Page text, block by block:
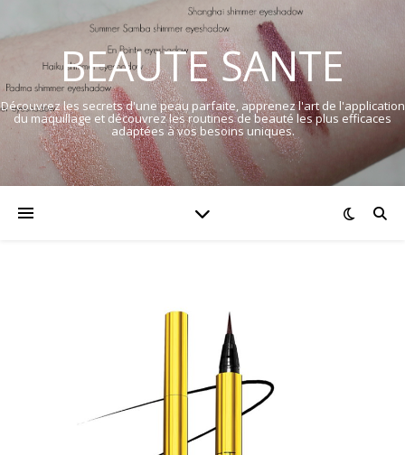
BEAUTE SANTE
Découvrez les secrets d'une peau parfaite, apprenez l'art de l'application
du maquillage et découvrez les routines de beauté les plus efficaces
adaptées à vos besoins uniques.